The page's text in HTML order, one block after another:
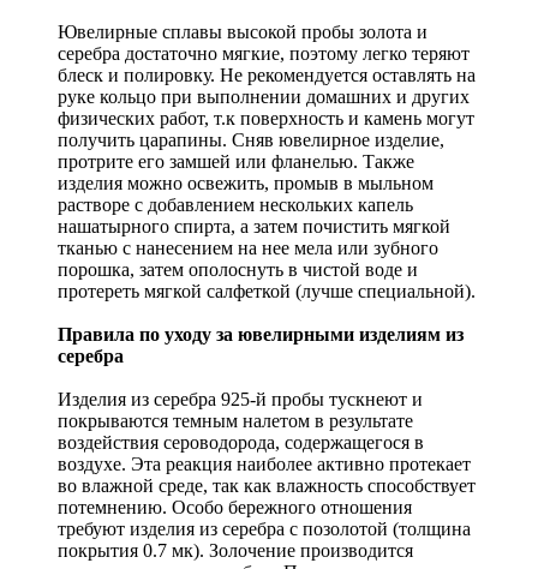
Ювелирные сплавы высокой пробы золота и
серебра достаточно мягкие, поэтому легко теряют
блеск и полировку. Не рекомендуется оставлять на
руке кольцо при выполнении домашних и других
физических работ, т.к поверхность и камень могут
получить царапины. Сняв ювелирное изделие,
протрите его замшей или фланелью. Также
изделия можно освежить, промыв в мыльном
растворе с добавлением нескольких капель
нашатырного спирта, а затем почистить мягкой
тканью с нанесением на нее мела или зубного
порошка, затем ополоснуть в чистой воде и
протереть мягкой салфеткой (лучше специальной).
Правила по уходу за ювелирными изделиям из
серебра
Изделия из серебра 925-й пробы тускнеют и
покрываются темным налетом в результате
воздействия сероводорода, содержащегося в
воздухе. Эта реакция наиболее активно протекает
во влажной среде, так как влажность способствует
потемнению. Особо бережного отношения
требуют изделия из серебра с позолотой (толщина
покрытия 0.7 мк). Золочение производится